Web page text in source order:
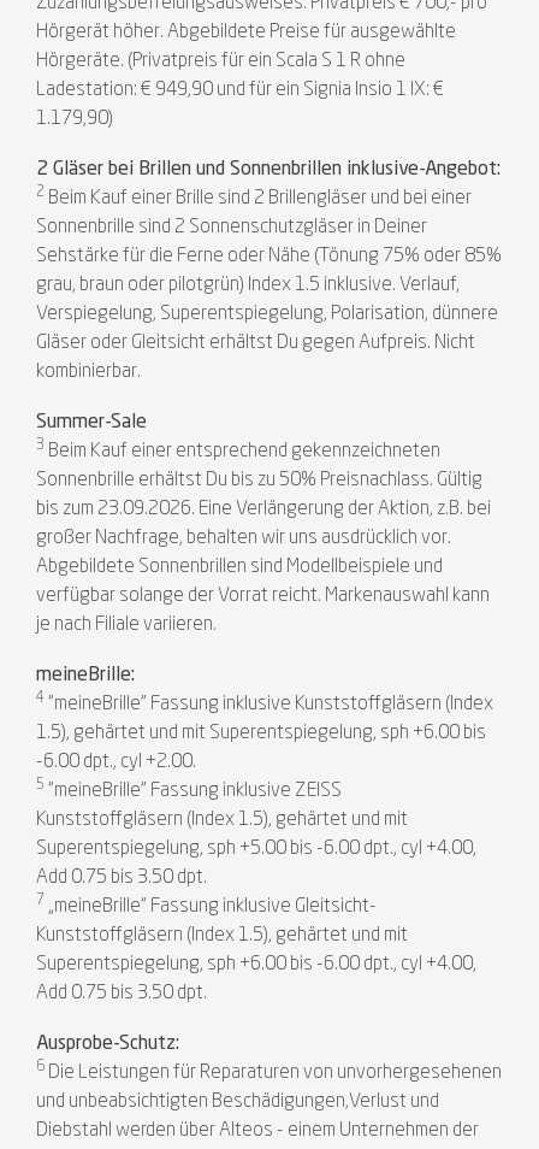
Zuzahlungsbefreiungsausweises. Privatpreis € 700,- pro
Hörgerät höher. Abgebildete Preise für ausgewählte
Hörgeräte. (Privatpreis für ein Scala S 1 R ohne
Ladestation: € 949,90 und für ein Signia Insio 1 IX: €
1.179,90)
2 Gläser bei Brillen und Sonnenbrillen inklusive-Angebot:
2 Beim Kauf einer Brille sind 2 Brillengläser und bei einer
Sonnenbrille sind 2 Sonnenschutzgläser in Deiner
Sehstärke für die Ferne oder Nähe (Tönung 75% oder 85%
grau, braun oder pilotgrün) Index 1.5 inklusive. Verlauf,
Verspiegelung, Superentspiegelung, Polarisation, dünnere
Gläser oder Gleitsicht erhältst Du gegen Aufpreis. Nicht
kombinierbar.
Summer-Sale
3 Beim Kauf einer entsprechend gekennzeichneten
Sonnenbrille erhältst Du bis zu 50% Preisnachlass. Gültig
bis zum 23.09.2026. Eine Verlängerung der Aktion, z.B. bei
großer Nachfrage, behalten wir uns ausdrücklich vor.
Abgebildete Sonnenbrillen sind Modellbeispiele und
verfügbar solange der Vorrat reicht. Markenauswahl kann
je nach Filiale variieren.
meineBrille:
4 "meineBrille" Fassung inklusive Kunststoffgläsern (Index
1.5), gehärtet und mit Superentspiegelung, sph +6.00 bis
-6.00 dpt., cyl +2.00.
5 "meineBrille" Fassung inklusive ZEISS
Kunststoffgläsern (Index 1.5), gehärtet und mit
Superentspiegelung, sph +5.00 bis -6.00 dpt., cyl +4.00,
Add 0.75 bis 3.50 dpt.
7 „meineBrille“ Fassung inklusive Gleitsicht-
Kunststoffgläsern (Index 1.5), gehärtet und mit
Superentspiegelung, sph +6.00 bis -6.00 dpt., cyl +4.00,
Add 0.75 bis 3.50 dpt.
Ausprobe-Schutz:
6 Die Leistungen für Reparaturen von unvorhergesehenen
und unbeabsichtigten Beschädigungen,Verlust und
Diebstahl werden über Alteos - einem Unternehmen der